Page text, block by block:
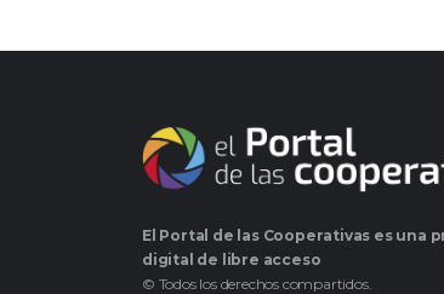
El Portal de las Cooperativas es una
digital de libre acceso
© Todos los derechos compartidos.